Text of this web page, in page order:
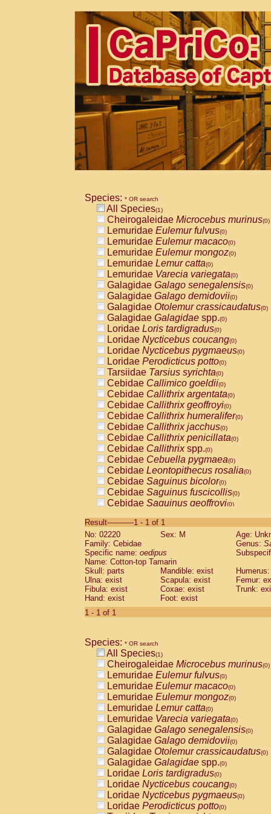
Species: * OR search
All Species(1)
Cheirogaleidae Microcebus murinus(0)
Lemuridae Eulemur fulvus(0)
Lemuridae Eulemur macaco(0)
Lemuridae Eulemur mongoz(0)
Lemuridae Lemur catta(0)
Lemuridae Varecia variegata(0)
Galagidae Galago senegalensis(0)
Galagidae Galago demidovii(0)
Galagidae Otolemur crassicaudatus(0)
Galagidae Galagidae spp.(0)
Loridae Loris tardigradus(0)
Loridae Nycticebus coucang(0)
Loridae Nycticebus pygmaeus(0)
Loridae Perodicticus potto(0)
Tarsiidae Tarsius syrichta(0)
Cebidae Callimico goeldii(0)
Cebidae Callithrix argentata(0)
Cebidae Callithrix geoffroyi(0)
Cebidae Callithrix humeralifer(0)
Cebidae Callithrix jacchus(0)
Cebidae Callithrix penicillata(0)
Cebidae Callithrixspp.(0)
Cebidae Cebuella pygmaea(0)
Cebidae Leontopithecus rosalia(0)
Cebidae Saguinus bicolor(0)
Cebidae Saguinus fuscicollis(0)
Cebidae Saguinus geoffroyi(0)
CebidaeSaguinus labiatus(0)
Cebidae Saguinus leucopus (0)
Cebidae
CebidaeSaguinus mystax
Cebidae Saguinus nigricollis (0)
Cebidae Saguinus oedipus
Cebidae Saguinus weddelli
Cebidae Saguinusspp.
Cebidae
CebidaeCebus capucinus
CebidaeCebus nigrivittatus
CebidaeCebus spp.(0)
CebidaeSaimiri boliviensis(0)
CebidaeSaimiri sciureus(0)
AtelidaeAlouatta caraya(0)
AtelidaeAlouatta fusca(0)
AtelidaeAlouatta seniculus(0)
AtelidaeAlouattaspp.(0)
AtelidaeAteles belzebuth(0)
AtelidaeAteles geoffroyi(0)
AtelidaeAteles paniscus(0)
AtelidaeAtelesspp.(0)
AtelidaeLagothrix lagothricha(0)
AtelidaeLagothrix lagothricha cana
PitheciidaeCacajao calvus
Result-----------1 - 1 of 1
No: 02220
Sex: M
Age:
Family: Cebidae
Genus:
Specific name: oedipus
Name: Cotton-top Tamarin
Skull: parts
Mandible: exist
Ulna: exist
Scapula: exist
Femur:
Fibula: exist
Coxae: exist
Trunk:
Hand: exist
Foot: exist
1 - 1 of 1
Species: * OR search
All Species(1)
Cheirogaleidae Microcebus murinus(0)
Lemuridae Eulemur fulvus(0)
Lemuridae Eulemur macaco(0)
Lemuridae Eulemur mongoz(0)
Lemuridae Lemur catta(0)
Lemuridae Varecia variegata(0)
Galagidae Galago senegalensis(0)
Galagidae Galago demidovii(0)
Galagidae Otolemur crassicaudatus(0)
Galagidae Galagidae spp.(0)
Loridae Loris tardigradus(0)
Loridae Nycticebus coucang(0)
Loridae Nycticebus pygmaeus(0)
Loridae Perodicticus potto(0)